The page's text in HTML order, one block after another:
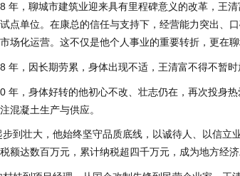
年，聊城市建筑业迎来具有里程碑意义的改革，王
点单位。在康总的信任与支持下，经营能力突出、
场化运营。这不仅是他个人事业的重要转折，更在
年，因长期劳累，身体出现不适，王清富不得不暂时
年，身体好转的他初心不改、壮志仍在，再次投身
混凝土生产与供应。
步到壮大，他始终坚守品质底线，以诚待人、以信
额达数百万元，累计纳税超四千万元，成为地方经